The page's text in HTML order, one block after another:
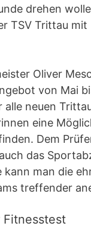
drehen
TSV Trittau mit
Oliver
von Mai
alle neuen
eine
Dem
das
kann man die
treffender
Fitnesstest